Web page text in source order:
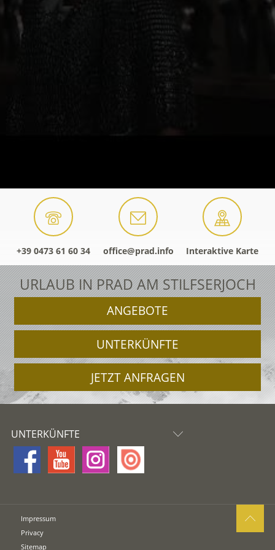
+39 0473 61 60 34 office@prad.info Interaktive Karte
URLAUB IN PRAD AM STILFSERJOCH
ANGEBOTE
UNTERKÜNFTE
JETZT ANFRAGEN
UNTERKÜNFTE
Impressum
Privacy
Sitemap